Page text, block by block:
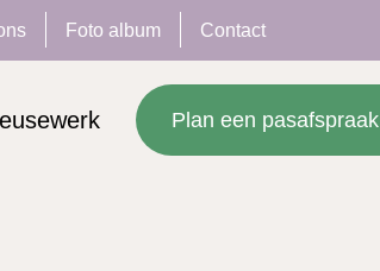
Foto album Contact
Plan een pasafspraak